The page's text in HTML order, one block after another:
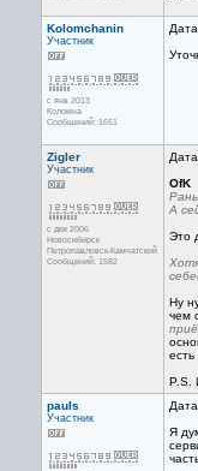
Kolomchanin
Участник
с янв 2013
Коломна
Сообщений: 1651
Zigler
Участник
с дек 2006
Новосибирск
Петропавловск-Камчатский
Сообщений: 1582
OfK
А
Это
Ну
чем
P.S.
pauls
Участник
Я